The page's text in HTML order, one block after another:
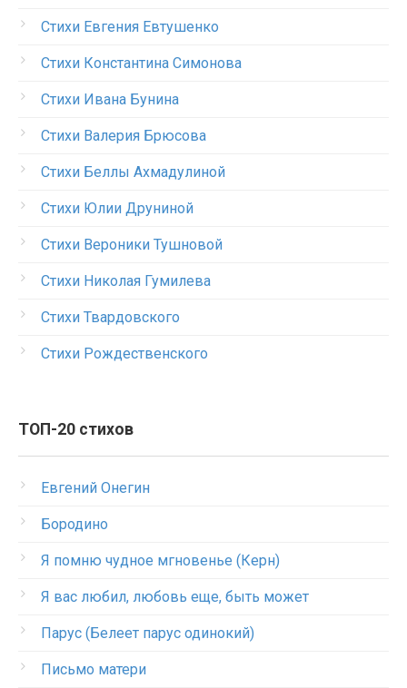
Стихи Евгения Евтушенко
Стихи Константина Симонова
Стихи Ивана Бунина
Стихи Валерия Брюсова
Стихи Беллы Ахмадулиной
Стихи Юлии Друниной
Стихи Вероники Тушновой
Стихи Николая Гумилева
Стихи Твардовского
Стихи Рождественского
ТОП-20 стихов
Евгений Онегин
Бородино
Я помню чудное мгновенье (Керн)
Я вас любил, любовь еще, быть может
Парус (Белеет парус одинокий)
Письмо матери